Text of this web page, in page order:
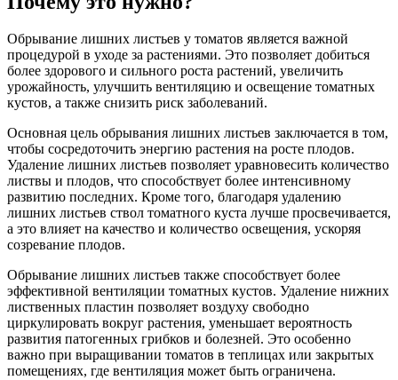
Обрывание лишних листьев у томатов является важной
процедурой в уходе за растениями. Это позволяет добиться
более здорового и сильного роста растений, увеличить
урожайность, улучшить вентиляцию и освещение томатных
кустов, а также снизить риск заболеваний.
Основная цель обрывания лишних листьев заключается в том,
чтобы сосредоточить энергию растения на росте плодов.
Удаление лишних листьев позволяет уравновесить количество
листвы и плодов, что способствует более интенсивному
развитию последних. Кроме того, благодаря удалению
лишних листьев ствол томатного куста лучше просвечивается,
а это влияет на качество и количество освещения, ускоряя
созревание плодов.
Обрывание лишних листьев также способствует более
эффективной вентиляции томатных кустов. Удаление нижних
лиственных пластин позволяет воздуху свободно
циркулировать вокруг растения, уменьшает вероятность
развития патогенных грибков и болезней. Это особенно
важно при выращивании томатов в теплицах или закрытых
помещениях, где вентиляция может быть ограничена.